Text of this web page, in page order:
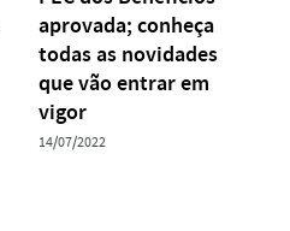
aprovada; conheça
todas as novidades
que vão entrar em
vigor
14/07/2022